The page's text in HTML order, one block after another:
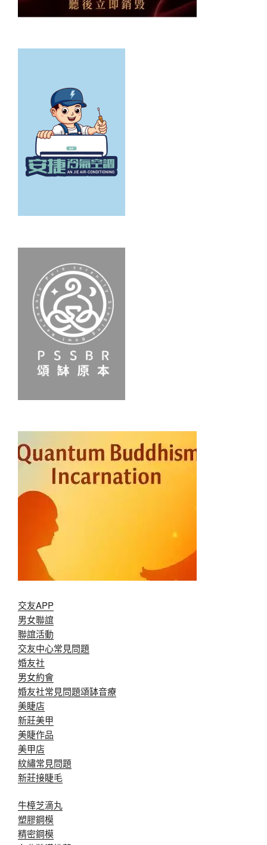
交友APP
男女聯誼
聯誼活動
交友中心常見問題
婚友社
男女約會
婚友社常見問題頌缽音療
美睫店
新莊美甲
美睫作品
美甲店
紋繡常見問題
新莊接睫毛
牛樟芝滴丸
塑膠鋼模
精密鋼模